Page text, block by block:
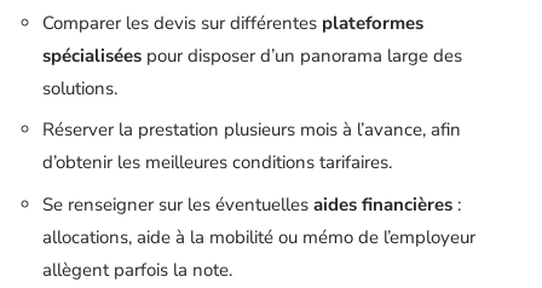
Comparer les devis sur différentes plateformes
spécialisées pour disposer d’un panorama large des
solutions.
Réserver la prestation plusieurs mois à l’avance, afin
d’obtenir les meilleures conditions tarifaires.
Se renseigner sur les éventuelles aides financières :
allocations, aide à la mobilité ou mémo de l’employeur
allègent parfois la note.